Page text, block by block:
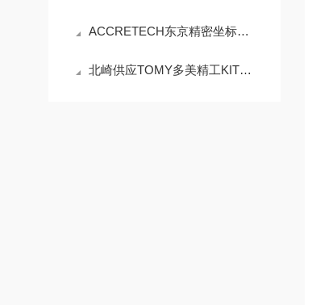
ACCRETECH东京精密坐标测量机ZEISS PRISMO
北崎供应TOMY多美精工KITMAN-18高速离心机